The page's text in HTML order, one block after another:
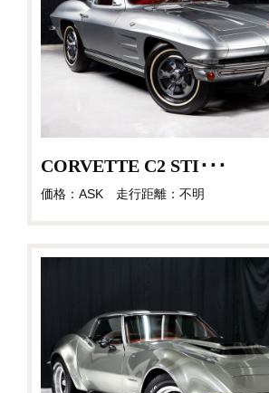
CORVETTE C2 STI･･･
価格：ASK 走行距離：不明